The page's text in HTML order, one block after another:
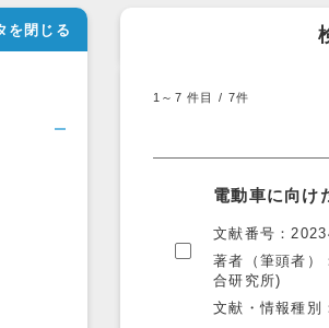
を閉じる
1～7件目 / 7件
電動車に向け
文献番号
著者（筆頭者）
合研究所)
文献・情報種別